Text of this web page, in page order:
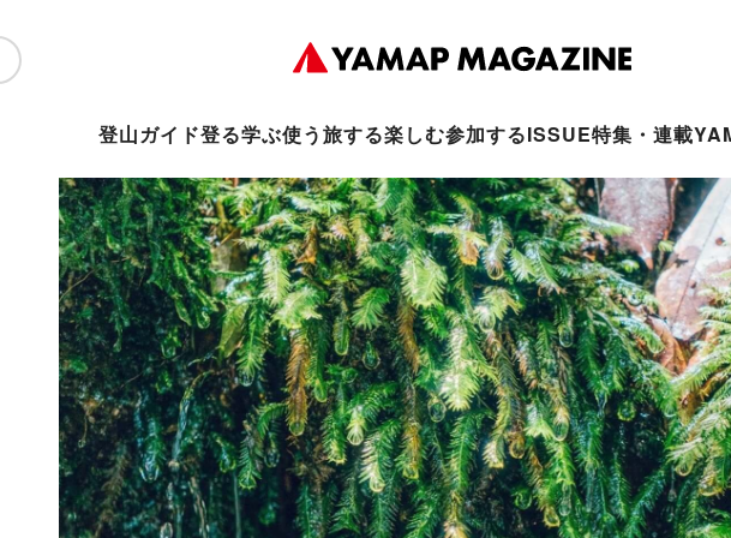
登山ガイド登る学ぶ使う旅する楽しむ参加するISSUE特集・連載